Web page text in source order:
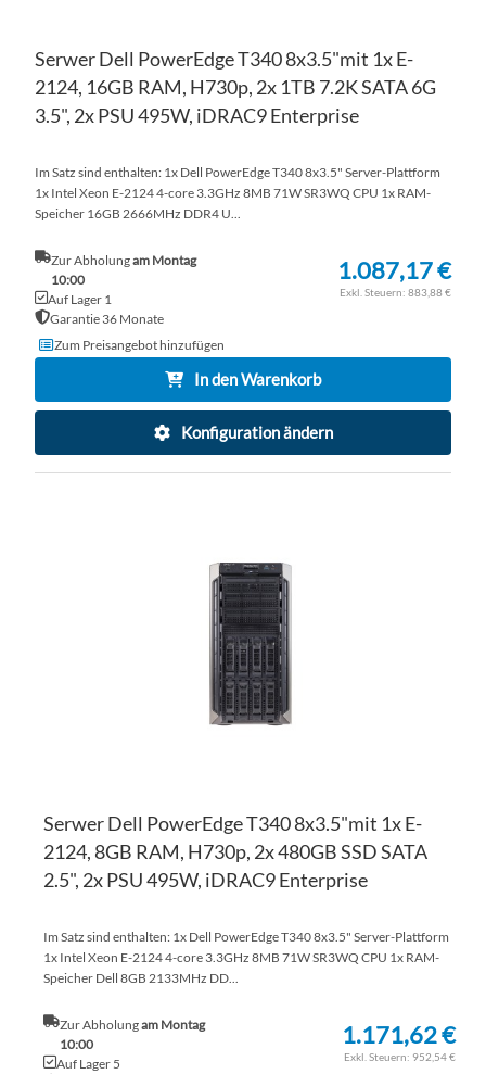
Serwer Dell PowerEdge T340 8x3.5"mit 1x E-
2124, 16GB RAM, H730p, 2x 1TB 7.2K SATA 6G
3.5", 2x PSU 495W, iDRAC9 Enterprise
Im Satz sind enthalten: 1x Dell PowerEdge T340 8x3.5" Server-Plattform
1x Intel Xeon E-2124 4-core 3.3GHz 8MB 71W SR3WQ CPU 1x RAM-
Speicher 16GB 2666MHz DDR4 U...
Zur Abholungam Montag
10:00
Auf Lager 1
Garantie 36 Monate
1.087,17 €
883,88 €
Zum Preisangebot hinzufügen
In den Warenkorb
Konfiguration ändern
Serwer Dell PowerEdge T340 8x3.5"mit 1x E-
2124, 8GB RAM, H730p, 2x 480GB SSD SATA
2.5", 2x PSU 495W, iDRAC9 Enterprise
Im Satz sind enthalten: 1x Dell PowerEdge T340 8x3.5" Server-Plattform
1x Intel Xeon E-2124 4-core 3.3GHz 8MB 71W SR3WQ CPU 1x RAM-
Speicher Dell 8GB 2133MHz DD...
Zur Abholungam Montag
10:00
Auf Lager 5
1.171,62 €
952,54 €